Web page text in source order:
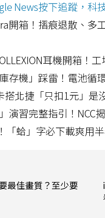
News按下追蹤，科
開箱！摺痕退散、多
耳機開箱！
存機」踩雷！電池循
搭北捷「只扣1元」
演習完整指引！NCC
「蛤」字必下載爽用
最佳畫質？至少要